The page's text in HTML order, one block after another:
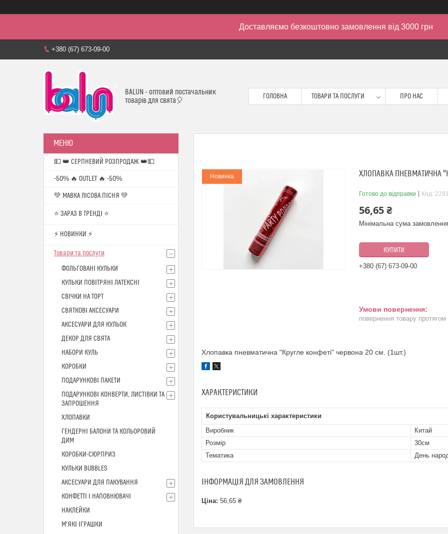
Доставляємо безкоштовно замовлення від 3000 грн
+380 (67) 673-09-00
BALUN - оптовий постачальник
товарів для свята🎈
ГОЛОВНА ТОВАРИ ТА ПОСЛУГИ ПРО НАС
Новинка ХЛОПАВКА ПНЕВМАТИЧНА
Готово до відправки Код:
56,65 ₴
Мінімальна сума
КУПИТИ
+380 (67) 673-09-00
повернення товару протягом
Хлопавка пневматична "Кругле конфеті" червона 20 см. (1шт.)
ХАРАКТЕРИСТИКИ
Користувальницькі характеристики
Виробник
Китай
Розмір
30см
Тематика
День
ІНФОРМАЦІЯ ДЛЯ ЗАМОВЛЕННЯ
Ціна: 56,65 ₴
💵 👑 СЕРПНЕВИЙ РОЗПРОДАЖ 👑💵
-50% 🔥 OUTLET 🔥 -50%
💚 МАВКА ЛІСОВА ПІСНЯ 💚
⭐️ ЗАРАЗ В ТРЕНДІ ⭐️
⚡ НОВИНКИ ⚡
Товари та послуги
ФОЛЬГОВАНІ КУЛЬКИ
КУЛЬКИ ПОВІТРЯНІ ЛАТЕКСНІ
СВІЧКИ НА ТОРТ
СВЯТКОВІ АКСЕСУАРИ
АКСЕСУАРИ ДЛЯ КУЛЬОК
ДЕКОР ДЛЯ СВЯТА
НАБОРИ КУЛЬ
КОРОБКИ
ПОДАРУНКОВІ ПАКЕТИ
ПОДАРУНКОВІ КОНВЕРТИ, ЛИСТІВКИ ТА
ЗАПРОШЕННЯ
ХЛОПАВКИ
ГЕНДЕРНІ БАЛОНИ ТА КОЛЬОРОВИЙ
ДИМ
КОРОБКИ-СЮРПРИЗ
КУЛЬКИ BUBBLES
АКСЕСУАРИ ДЛЯ ПАКУВАННЯ
КОНФЕТТІ І НАПОВНЮВАЧІ
НАКЛЕЙКИ
М'ЯКІ ІГРАШКИ